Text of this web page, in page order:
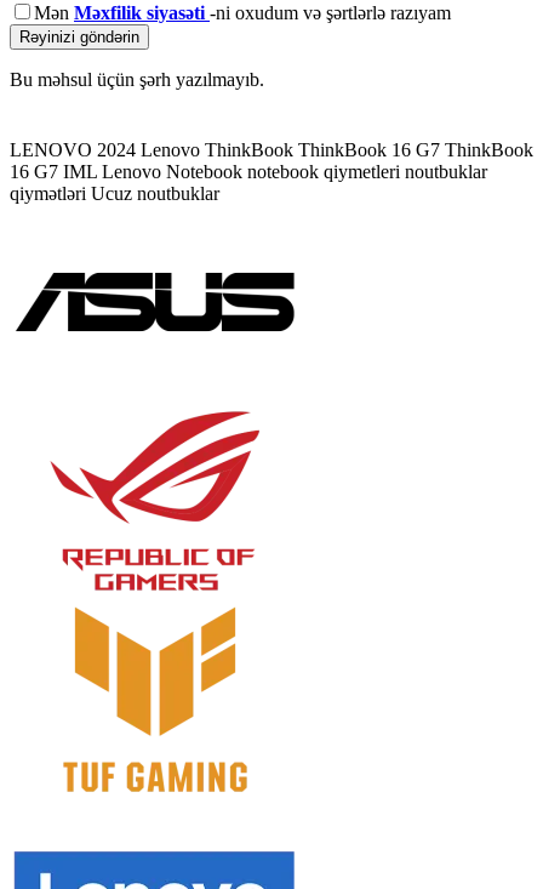
Mən Məxfilik siyasəti -ni oxudum və şərtlərlə razıyam
Rəyinizi göndərin
Bu məhsul üçün şərh yazılmayıb.
LENOVO 2024 Lenovo ThinkBook ThinkBook 16 G7 ThinkBook
16 G7 IML Lenovo Notebook notebook qiymetleri noutbuklar
qiymətləri Ucuz noutbuklar